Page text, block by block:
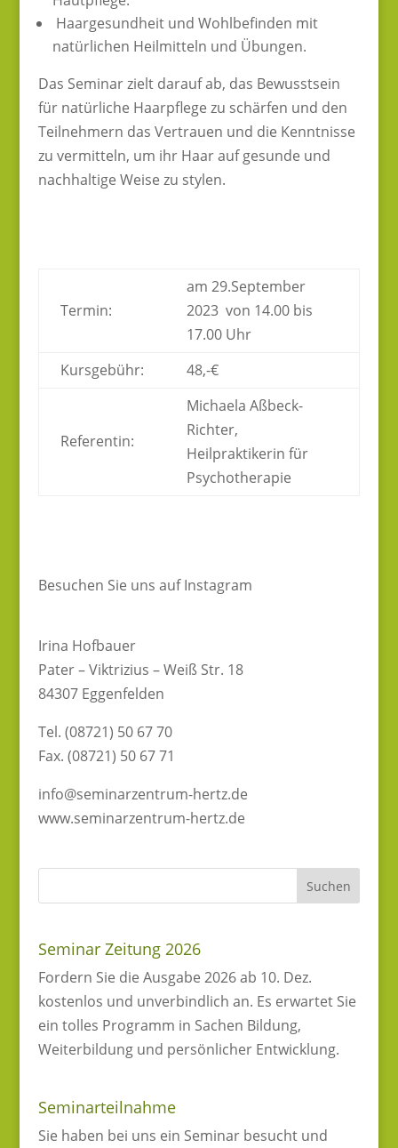
Haargesundheit und Wohlbefinden mit
natürlichen Heilmitteln und Übungen.
Das Seminar zielt darauf ab, das Bewusstsein
für natürliche Haarpflege zu schärfen und den
Teilnehmern das Vertrauen und die Kenntnisse
zu vermitteln, um ihr Haar auf gesunde und
nachhaltige Weise zu stylen.
Termin:
am 29.September
2023 von 14.00 bis
17.00 Uhr
Kursgebühr:
48,-€
Referentin:
Michaela Aßbeck-
Richter,
Heilpraktikerin für
Psychotherapie
Besuchen Sie uns auf Instagram
Irina Hofbauer
Pater – Viktrizius – Weiß Str. 18
84307 Eggenfelden
Tel. (08721) 50 67 70
Fax. (08721) 50 67 71
info@seminarzentrum-hertz.de
www.seminarzentrum-hertz.de
Seminar Zeitung 2026
Fordern Sie die Ausgabe 2026 ab 10. Dez.
kostenlos und unverbindlich an. Es erwartet Sie
ein tolles Programm in Sachen Bildung,
Weiterbildung und persönlicher Entwicklung.
Seminarteilnahme
Sie haben bei uns ein Seminar besucht und